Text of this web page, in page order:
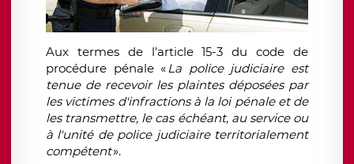
Aux termes de l’article 15-3 du code de
procédure pénale «La police judiciaire est
tenue de recevoir les plaintes déposées par
les victimes d'infractions à la loi pénale et de
les transmettre, le cas échéant, au service ou
à l'unité de police judiciaire territorialement
compétent».